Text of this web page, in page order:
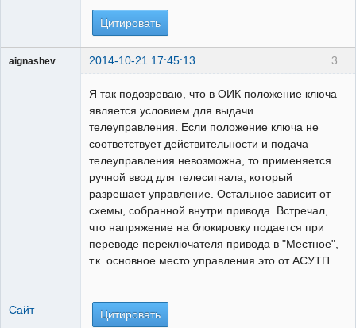
Цитировать
3
aignashev 2014-10-21 17:45:13
Я так подозреваю, что в ОИК положение ключа
является условием для выдачи
телеуправления. Если положение ключа не
соответствует действительности и подача
телеуправления невозможна, то применяется
ручной ввод для телесигнала, который
разрешает управление. Остальное зависит от
схемы, собранной внутри привода. Встречал,
что напряжение на блокировку подается при
переводе переключателя привода в "Местное",
т.к. основное место управления это от АСУТП.
Сайт Цитировать